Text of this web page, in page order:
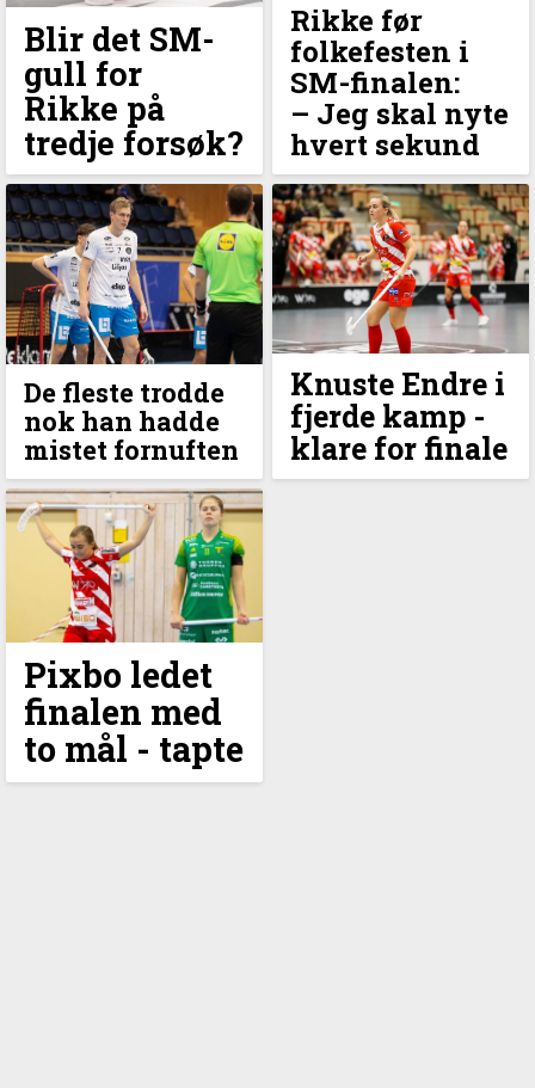
Blir det SM-
gull for
Rikke på
tredje forsøk?
Rikke før
folkefesten i
SM-finalen:
–⁠ Jeg skal nyte
hvert sekund
De fleste trodde
nok han hadde
mistet fornuften
Knuste Endre i
fjerde kamp -
klare for finale
Pixbo ledet
finalen med
to mål - tapte